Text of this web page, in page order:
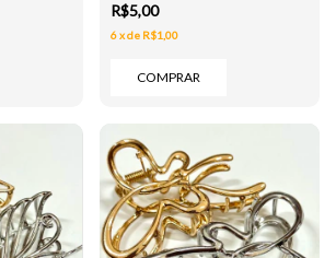
R$5,00
6 xde R$1,00
COMPRAR